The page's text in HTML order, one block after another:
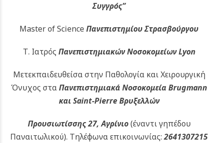
Συγγρός”
Master of Science Πανεπιστημίου Στρασβούργου
Τ. Ιατρός Πανεπιστημιακών Νοσοκομείων Lyon
Μετεκπαιδευθείσα στην Παθολογία και Χειρουργική
Όνυχος σταΠανεπιστημιακά Νοσοκομεία Brugmann
και Saint-Pierre Βρυξελλών
Προυσιωτίσσης 27, Αγρίνιο(έναντι γηπέδου
Παναιτωλικού). Τηλέφωνα επικοινωνίας:2641307215